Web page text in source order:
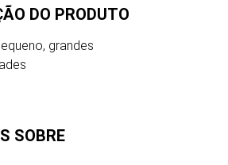
KM1218-3″
DO PRODUTO
grandes
SOBRE